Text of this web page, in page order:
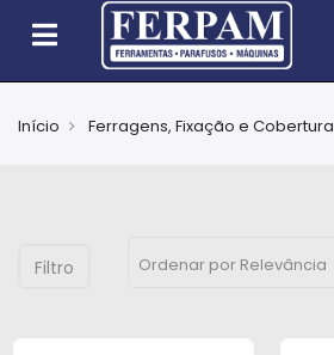
Jardim
Início Ferragens, Fixação e Cobertura